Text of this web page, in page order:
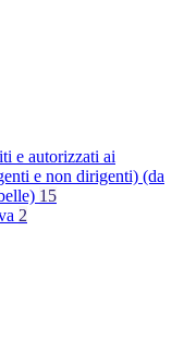
e autorizzati ai
e non dirigenti) (da
15
2